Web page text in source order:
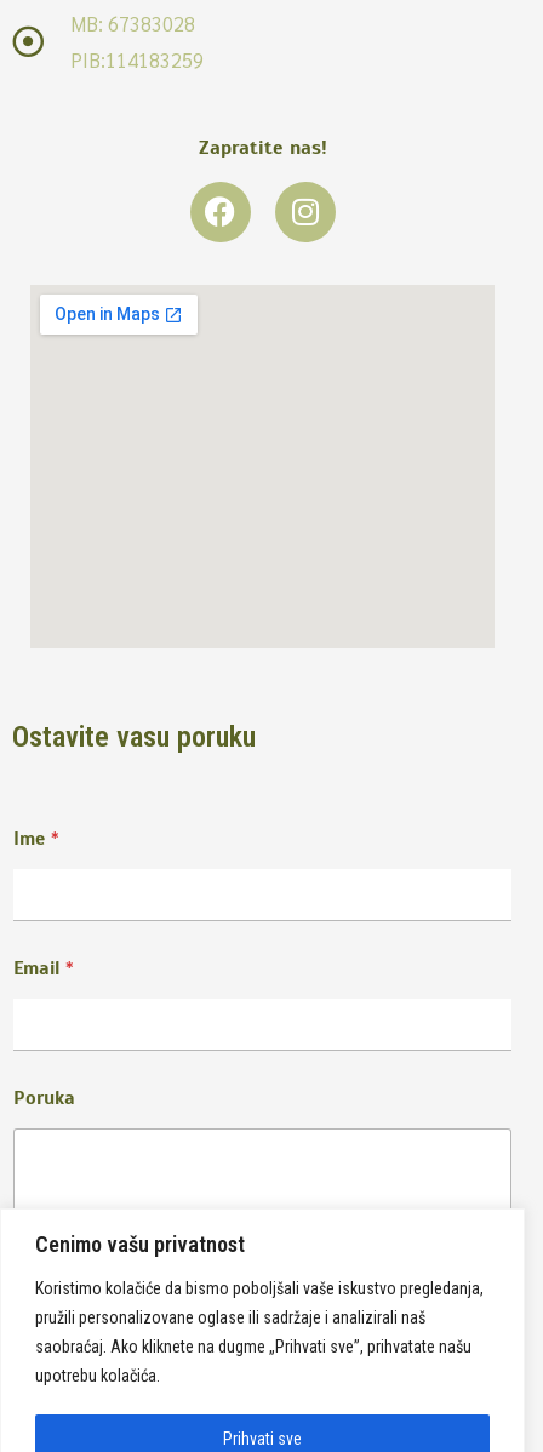
Cenimo vašu privatnost
Koristimo kolačiće da bismo poboljšali vaše iskustvo pregledanja,
pružili personalizovane oglase ili sadržaje i analizirali naš
saobraćaj. Ako kliknete na dugme „Prihvati sve”, prihvatate našu
upotrebu kolačića.
Prihvati sve
MB: 67383028
PIB:114183259
Zapratite nas!
F
a
I
n
Ostavite vasu poruku
Ime *
Email *
Poruka
Pošalji